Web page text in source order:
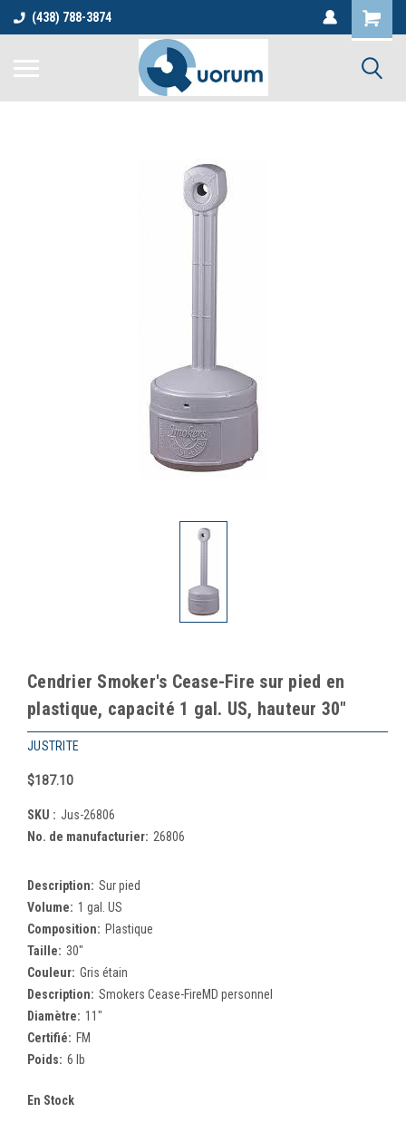
(438) 788-3874
Cendrier Smoker's Cease-Fire sur pied en
plastique, capacité 1 gal. US, hauteur 30"
JUSTRITE
$187.10
SKU : Jus-26806
No. de manufacturier: 26806
Description: Sur pied
Volume: 1 gal. US
Composition: Plastique
Taille: 30"
Couleur: Gris étain
Description: Smokers Cease-FireMD personnel
Diamètre: 11"
Certifié: FM
Poids: 6 lb
En Stock